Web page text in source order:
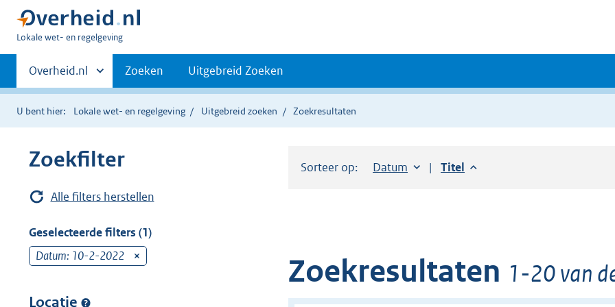
U
hier:
Lokale wet- en regelgeving
Primaire
navigatie
Andere
sites
binnen
Overheid.nl Zoeken Uitgebreid Zoeken
U bent hier: Lokale wet- en regelgeving Uitgebreid zoeken Zoekresultaten
Zoekfilter
Alle filters herstellen
Geselecteerde filters (1)
Datum: 10-2-2022
Locatie
Sorteer op: Sorteer op:
Datum aflopendSorteer op:
Titel aflopend
Zoekresultaten 1-20 van